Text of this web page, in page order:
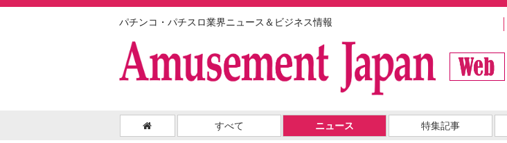
パチンコ・パチスロ業界ニュース＆ビジネス情報
すべて ニュース 特集記事